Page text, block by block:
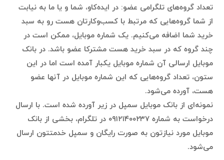
تعداد گروه‌های تلگرامی عضو: در ایده‌کاو، شما و یا ما به نیابت
از شما گروه‌هایی که مرتبط با کسب‌وکارتان هست رو به سبد
خرید شما اضافه می‌کنیم. یک شماره موبایل، ممکن است در
چند گروه که در سبد خرید هست مشترکا عضو باشد. در بانک
موبایل ارسالی آن شماره موبایل یکبار آمده است اما در این
ستون،‌ تعداد گروه‌هایی که این شماره موبایل در آنها عضو
هست، آورده می‌شود.
نمونه‌ای از بانک موبایل سمپل در زیر آورده شده است. با ارسال
درخواست به شماره ۰۹۱۲۱۴۰۰۲۳۷ در تلگرام، بخشی از بانک
موبایل مورد نیازتون به صورت رایگان و سمپل خدمتتون ارسال
می‌شود.